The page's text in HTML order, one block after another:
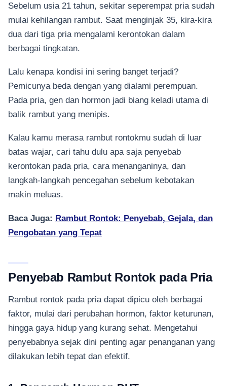
Sebelum usia 21 tahun, sekitar seperempat pria sudah
mulai kehilangan rambut. Saat menginjak 35, kira-kira
dua dari tiga pria mengalami kerontokan dalam
berbagai tingkatan.
Lalu kenapa kondisi ini sering banget terjadi?
Pemicunya beda dengan yang dialami perempuan.
Pada pria, gen dan hormon jadi biang keladi utama di
balik rambut yang menipis.
Kalau kamu merasa rambut rontokmu sudah di luar
batas wajar, cari tahu dulu apa saja penyebab
kerontokan pada pria, cara menanganinya, dan
langkah-langkah pencegahan sebelum kebotakan
makin meluas.
Baca Juga: Rambut Rontok: Penyebab, Gejala, dan
Pengobatan yang Tepat
Penyebab Rambut Rontok pada Pria
Rambut rontok pada pria dapat dipicu oleh berbagai
faktor, mulai dari perubahan hormon, faktor keturunan,
hingga gaya hidup yang kurang sehat. Mengetahui
penyebabnya sejak dini penting agar penanganan yang
dilakukan lebih tepat dan efektif.